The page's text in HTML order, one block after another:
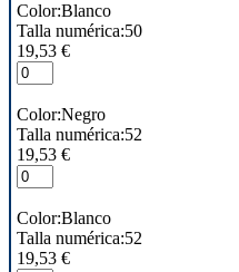
Color:Blanco
Talla numérica:50
19,53 €
Color:Negro
Talla numérica:52
19,53 €
Color:Blanco
Talla numérica:52
19,53 €